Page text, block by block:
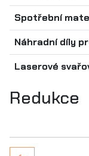
Spotřební
Náhradní díly
Laserové
Redukce